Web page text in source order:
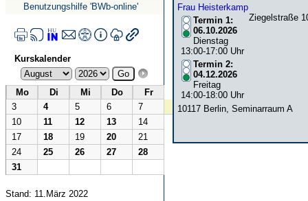
Benutzungshilfe 'BWb-online'
Kurskalender
Mo Di Mi Do
Fr
3
4 5 6
7
10
11 12 13
14
17
18 19 20
21
24
25 26 27
28
31
Stand: 11.März 2022
Frau Heisterkamp
Termin 1:
06.10.2026
Dienstag
13:00-17:00 Uhr
Termin 2:
04.12.2026
Freitag
14:00-18:00 Uhr
Ziegelstraße
10117 Berlin, Seminarraum A